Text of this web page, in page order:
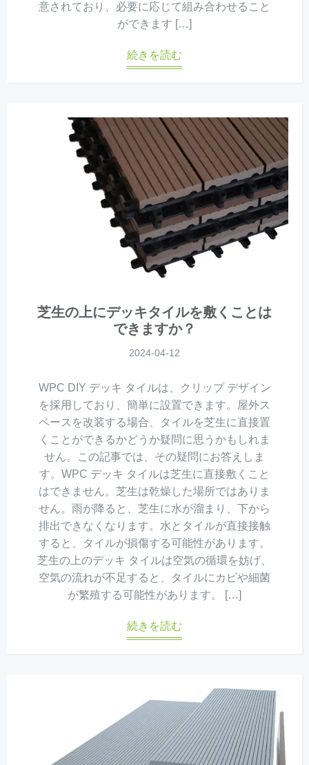
意されており、必要に応じて組み合わせること
ができます […]
続きを読む
芝生の上にデッキタイルを敷くことは
できますか？
2024-04-12
WPC DIY デッキ タイルは、クリップ デザイン
を採用しており、簡単に設置できます。屋外ス
ペースを改装する場合、タイルを芝生に直接置
くことができるかどうか疑問に思うかもしれま
せん。この記事では、その疑問にお答えしま
す。WPC デッキ タイルは芝生に直接敷くこと
はできません。芝生は乾燥した場所ではありま
せん。雨が降ると、芝生に水が溜まり、下から
排出できなくなります。水とタイルが直接接触
すると、タイルが損傷する可能性があります。
芝生の上のデッキ タイルは空気の循環を妨げ、
空気の流れが不足すると、タイルにカビや細菌
が繁殖する可能性があります。 […]
続きを読む